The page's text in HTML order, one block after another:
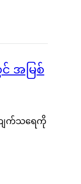
င် အမြစ်
ကျက်သရေကို